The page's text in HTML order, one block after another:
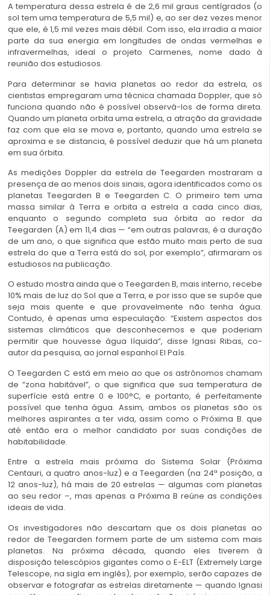
A temperatura dessa estrela é de 2,6 mil graus centígrados (o
sol tem uma temperatura de 5,5 mil) e, ao ser dez vezes menor
que ele, é 1,5 mil vezes mais débil. Com isso, ela irradia a maior
parte da sua energia em longitudes de ondas vermelhas e
infravermelhas, ideal o projeto Carmenes, nome dado à
reunião dos estudiosos.
Para determinar se havia planetas ao redor da estrela, os
cientistas empregaram uma técnica chamada Doppler, que só
funciona quando não é possível observá-los de forma direta.
Quando um planeta orbita uma estrela, a atração da gravidade
faz com que ela se mova e, portanto, quando uma estrela se
aproxima e se distancia, é possível deduzir que há um planeta
em sua órbita.
As medições Doppler da estrela de Teegarden mostraram a
presença de ao menos dois sinais, agora identificados como os
planetas Teegarden B e Teegarden C. O primeiro tem uma
massa similar à Terra e orbita a estrela a cada cinco dias,
enquanto o segundo completa sua órbita ao redor da
Teegarden (A) em 11,4 dias — “em outras palavras, é a duração
de um ano, o que significa que estão muito mais perto de sua
estrela do que a Terra está do sol, por exemplo”, afirmaram os
estudiosos na publicação.
O estudo mostra ainda que o Teegarden B, mais interno, recebe
10% mais de luz do Sol que a Terra, e por isso que se supõe que
seja mais quente e que provavelmente não tenha água.
Contudo, é apenas uma especulação: “Existem aspectos dos
sistemas climáticos que desconhecemos e que poderiam
permitir que houvesse água líquida”, disse Ignasi Ribas, co-
autor da pesquisa, ao jornal espanhol El País.
O Teegarden C está em meio ao que os astrônomos chamam
de “zona habitável”, o que significa que sua temperatura de
superfície está entre 0 e 100°C, e portanto, é perfeitamente
possível que tenha água. Assim, ambos os planetas são os
melhores aspirantes a ter vida, assim como o Próxima B. que
até então era o melhor candidato por suas condições de
habitabilidade.
Entre a estrela mais próxima do Sistema Solar (Próxima
Centauri, a quatro anos-luz) e a Teegarden (na 24ª posição, a
12 anos-luz), há mais de 20 estrelas — algumas com planetas
ao seu redor –, mas apenas a Próxima B reúne as condições
ideais de vida.
Os investigadores não descartam que os dois planetas ao
redor de Teegarden formem parte de um sistema com mais
planetas. Na próxima década, quando eles tiverem à
disposição telescópios gigantes como o E-ELT (Extremely Large
Telescope, na sigla em inglês), por exemplo, serão capazes de
observar e fotografar as estrelas diretamente — quando Ignasi